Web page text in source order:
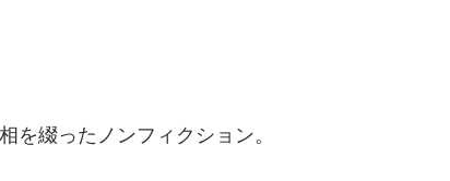
を綴ったノンフィクション。